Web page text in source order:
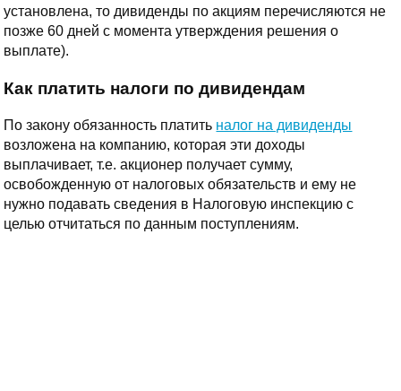
установлена, то дивиденды по акциям перечисляются не
позже 60 дней с момента утверждения решения о
выплате).
Как платить налоги по дивидендам
По закону обязанность платить налог на дивиденды
возложена на компанию, которая эти доходы
выплачивает, т.е. акционер получает сумму,
освобожденную от налоговых обязательств и ему не
нужно подавать сведения в Налоговую инспекцию с
целью отчитаться по данным поступлениям.